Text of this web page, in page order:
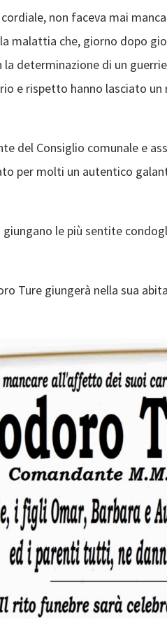
non faceva mai
malattia che, giorno dopo
determinazione di un
e rispetto hanno lasciato
del Consiglio comunale e
per molti un autentico
le più sentite
Ture giungerà nella sua